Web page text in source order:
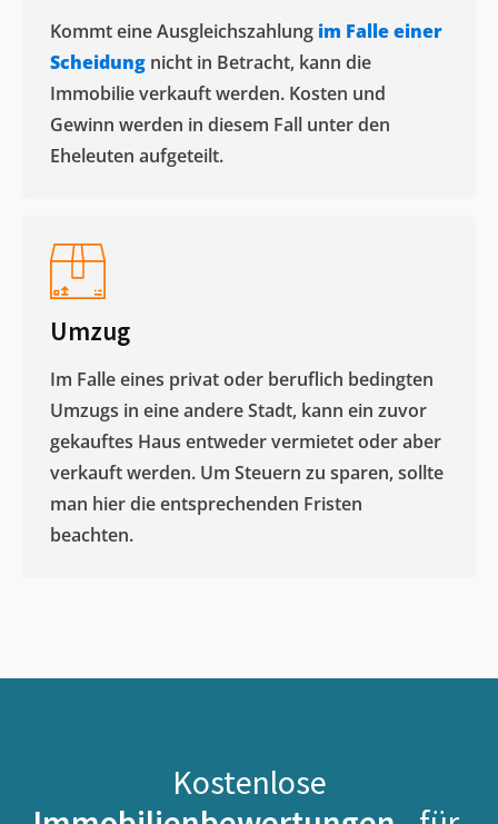
Kommt eine Ausgleichszahlung im Falle einer
Scheidung nicht in Betracht, kann die
Immobilie verkauft werden. Kosten und
Gewinn werden in diesem Fall unter den
Eheleuten aufgeteilt.​
Umzug
Im Falle eines privat oder beruflich bedingten
Umzugs in eine andere Stadt, kann ein zuvor
gekauftes Haus entweder vermietet oder aber
verkauft werden. Um Steuern zu sparen, sollte
man hier die entsprechenden Fristen
beachten.
Kostenlose